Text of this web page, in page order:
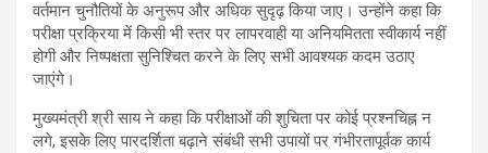
वर्तमान चुनौतियों के अनुरूप और अधिक सुदृढ़ किया जाए। उन्होंने कहा कि
परीक्षा प्रक्रिया में किसी भी स्तर पर लापरवाही या अनियमितता स्वीकार्य नहीं
होगी और निष्पक्षता सुनिश्चित करने के लिए सभी आवश्यक कदम उठाए
जाएंगे।
मुख्यमंत्री श्री साय ने कहा कि परीक्षाओं की शुचिता पर कोई प्रश्नचिह्न न
लगे, इसके लिए पारदर्शिता बढ़ाने संबंधी सभी उपायों पर गंभीरतापूर्वक कार्य